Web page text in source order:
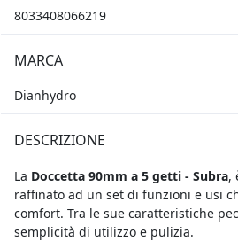
8033408066219
MARCA
Dianhydro
DESCRIZIONE
La Doccetta 90mm a 5 getti - Subra,
raffinato ad un set di funzioni e usi
comfort. Tra le sue caratteristiche
semplicità di utilizzo e pulizia.